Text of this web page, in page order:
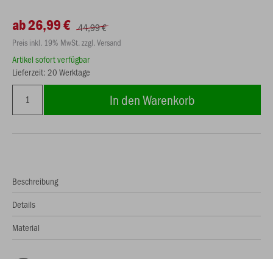
ab 26,99 € 44,99 €
Preis inkl. 19% MwSt. zzgl. Versand
Artikel sofort verfügbar
Lieferzeit: 20 Werktage
In den Warenkorb
Beschreibung
Details
Material